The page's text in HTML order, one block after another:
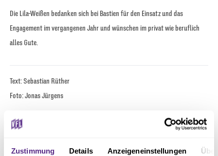
Zustimmung Details Anzeigeneinstellungen
Die Lila-Weißen bedanken sich bei Bastien für den Einsatz und das
Engagement im vergangenen Jahr und wünschen im privat wie beruflich
alles Gute.
Text: Sebastian Rüther
Foto: Jonas Jürgens